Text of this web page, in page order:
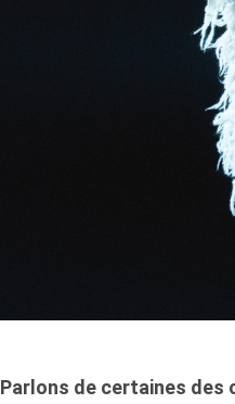
Parlons de certaines des